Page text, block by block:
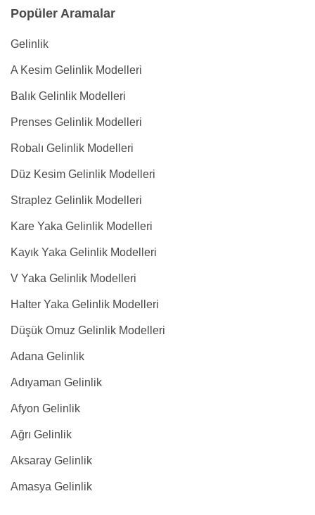
Popüler Aramalar
Gelinlik
A Kesim Gelinlik Modelleri
Balık Gelinlik Modelleri
Prenses Gelinlik Modelleri
Robalı Gelinlik Modelleri
Düz Kesim Gelinlik Modelleri
Straplez Gelinlik Modelleri
Kare Yaka Gelinlik Modelleri
Kayık Yaka Gelinlik Modelleri
V Yaka Gelinlik Modelleri
Halter Yaka Gelinlik Modelleri
Düşük Omuz Gelinlik Modelleri
Adana Gelinlik
Adıyaman Gelinlik
Afyon Gelinlik
Ağrı Gelinlik
Aksaray Gelinlik
Amasya Gelinlik